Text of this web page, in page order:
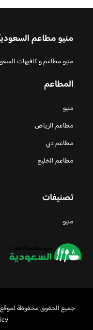
منيو مطاعم
منيو مطاعم و كافيهات
المطاعم
منيو
مطاعم الرياض
مطاعم دبي
مطاعم الخليج
تصنيفات
منيو
جميع الحقوق محفوظة لموقع